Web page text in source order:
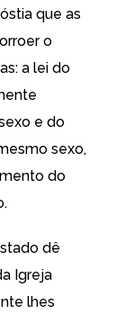
que as
o
a lei do
e do
sexo,
do
dê
Igreja
lhes